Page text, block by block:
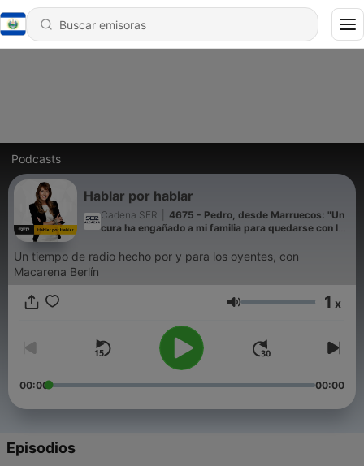
Podcasts
Hablar por hablar
Cadena SER
4675 - Pedro, desde Marruecos: "Un
cura ha engañado a mi familia para quedarse con la
Un tiempo de radio hecho por y para los oyentes, con
Macarena Berlín
Volumen 1 x
00:00 00:00
Episodios